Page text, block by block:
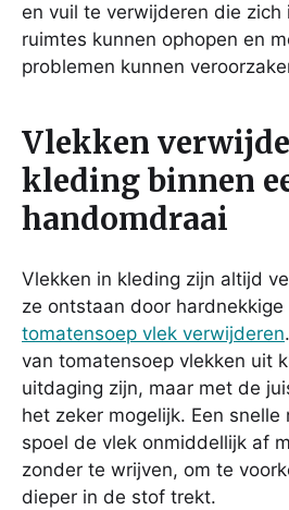
en vuil te verwijderen die zich
ruimtes kunnen ophopen en
problemen kunnen
Vlekken
kleding binnen
handomdraai
Vlekken in kleding zijn altijd
ze ontstaan door
tomatensoep vlek verwijderen
van tomatensoep vlekken uit
uitdaging zijn, maar met de
het zeker mogelijk. Een
spoel de vlek onmiddellijk af
zonder te wrijven, om te
dieper in de stof trekt.